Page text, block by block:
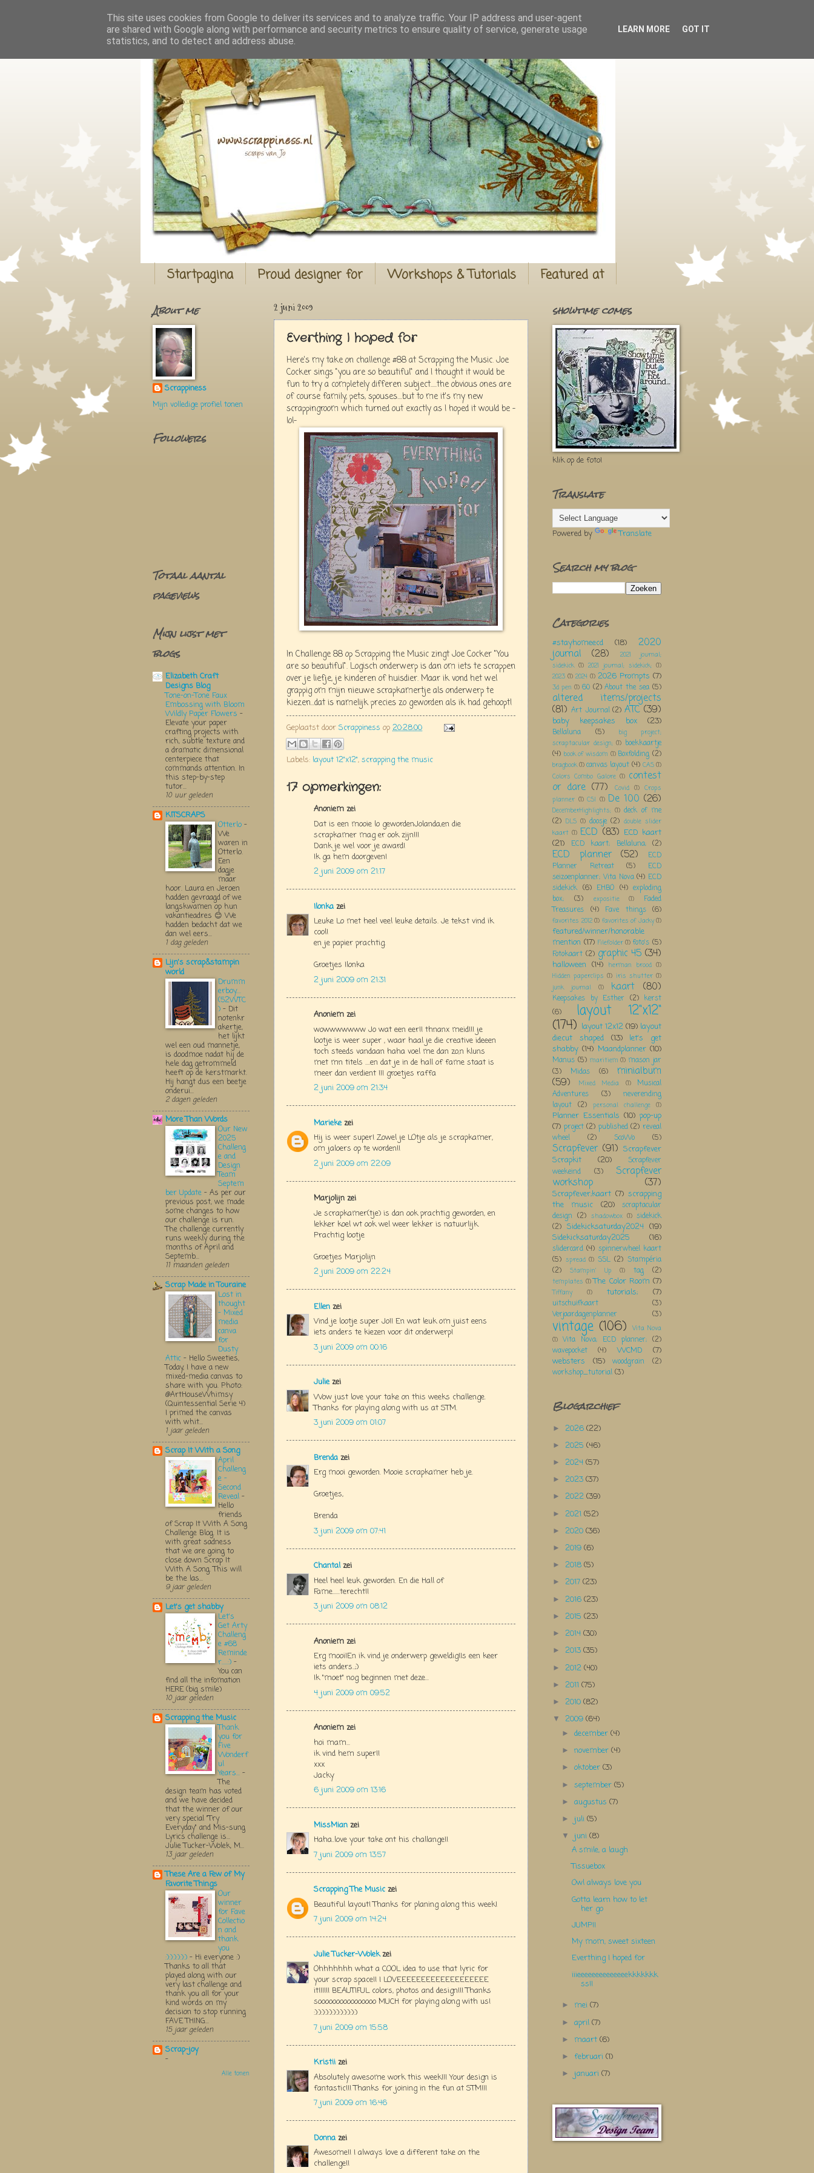
Startpagina Proud designer for Workshops & Tutorials Featured at
2 juni 2009
Everthing I hoped for
Here's my take on challenge #88 at Scrapping the Music. Joe
Cocker sings "you are so beautiful" and I thought it would be
fun to try a completely differen subject.....the obvious ones are
of course family, pets, spouses....but to me it's my new
scrappingroom which turned out exactly as I hoped it would be -
lol-
In Challenge 88 op Scrapping the Music zingt Joe Cocker "You
are so beautiful". Logisch onderwerp is dan om iets te scrappen
over je liefje, je kinderen of huisdier. Maar ik vond het wel
grappig om mijn nieuwe scrapkamertje als onderwerp te
kiezen...dat is namelijk precies zo geworden als ik had gehoopt!
Geplaatst door Scrappiness op 20:28:00
Labels: layout 12"x12", scrapping the music
17 opmerkingen:
Anoniem zei
Dat is een mooie lo gewordenJolanda,en die
scrapkamer mag er ook zijn!!!
Dank je wel voor je award!
Ik ga hem doorgeven!
2 juni 2009 om 21:17
Ilonka zei
Leuke Lo met heel veel leuke details. Je tekst vind ik
cool!
en je papier prachtig.
Groetjes Ilonka
2 juni 2009 om 21:31
Anoniem zei
wowwwwwww Jo wat een eer!! thnanx meid!!! je
lootje is weer super , waar haal je die creative ideeen
toch steeds vandaan haha voel me dan zo,n kluns
met mn titels ....en dat je in de hall of fame staat is
meer dan verdient !!! groetjes raffa
2 juni 2009 om 21:34
Mariekezei
Hij is weer super! Zowel je LOtje als je scrapkamer,
om jaloers op te worden!!
2 juni 2009 om 22:09
Marjolijn zei
Je scrapkamer(tje) is dan ook prachtig geworden, en
lekker koel wt ook wel weer lekker is natuurlijk.
Prachtig lootje
Groetjes Marjolijn
2 juni 2009 om 22:24
Ellen zei
Vind je lootje super Jo!! En wat leuk om juist eens
iets anders te kiezen voor dit onderwerp!
3 juni 2009 om 00:16
Juliezei
Wow just love your take on this weeks challenge.
Thanks for playing along with us at STM.
3 juni 2009 om 01:07
Brenda zei
Erg mooi geworden. Mooie scrapkamer heb je.
Groetjes,
Brenda
3 juni 2009 om 07:41
Chantal zei
Heel heel leuk geworden. En die Hall of
Fame......terecht!!
3 juni 2009 om 08:12
Anoniem zei
Erg mooi!En ik vind je onderwerp geweldig!Is een keer
iets anders..;)
Ik "moet" nog beginnen met deze...
4 juni 2009 om 09:52
Anoniem zei
hoi mam...
ik vind hem super!!
xxx
Jacky
6 juni 2009 om 13:16
MissMian zei
Haha..love your take ont his challange!!
7 juni 2009 om 13:57
Scrapping The Music zei
Beautiful layout! Thanks for planing along this week!
7 juni 2009 om 14:24
Julie Tucker-Wolekzei
Ohhhhhhh what a COOL idea to use that lyric for
your scrap space!! I LOVEEEEEEEEEEEEEEEEEEE
it!!!!!! BEAUTIFUL colors, photos and design!!! Thanks
soooooooooooooooo MUCH for playing along with us!
:):):):):):):):):):):):)
7 juni 2009 om 15:58
Kristii zei
Absolutely awesome work this week!!! Your design is
fantastic!!! Thanks for joining in the fun at STM!!!
7 juni 2009 om 16:46
Donna zei
Awesome!! I always love a different take on the
challenge!!
About me
Scrappiness
Mijn volledige profiel tonen
Followers
Totaal aantal
pageviews
Mijn lijst met
blogs
Elizabeth Craft
Designs Blog
Tone-on-Tone Faux
Embossing with Bloom
Wildly Paper Flowers -
Elevate your paper
crafting projects with
rich, subtle texture and
a dramatic dimensional
centerpiece that
commands attention. In
this step-by-step
tutor...
10 uur geleden
KITSCRAPS
Otterlo -
We
waren in
Otterlo.
Een
dagje
maar
hoor. Laura en Jeroen
hadden gevraagd of we
langskwamen op hun
vakantieadres 😊 We
hadden bedacht dat we
dan wel eers...
1 dag geleden
Lijn's scrap&stampin
world
Drumm
erboy....
(52WTC
) - Dit
notenkr
akertje,
het lijkt
wel een oud mannetje,
is doodmoe nadat hij de
hele dag getrommeld
heeft op de kerstmarkt.
Hij hangt dus een beetje
onderui...
2 dagen geleden
More Than Words
Our New
2025
Challeng
e and
Design
Team
Septem
ber Update - As per our
previous post, we made
some changes to how
our challenge is run.
The challenge currently
runs weekly during the
months of April and
Septemb...
11 maanden geleden
Scrap Made in Touraine
Lost in
thought
- Mixed
media
canva
for
Dusty
Attic - Hello Sweeties,
Today, I have a new
mixed-media canvas to
share with you. Photo:
@ArtHouseWhimsy
(Quintessential Serie 4)
I primed the canvas
with whit...
1 jaar geleden
Scrap It With a Song
April
Challeng
e -
Second
Reveal -
Hello
friends
of Scrap It With A Song
Challenge Blog. It is
with great sadness
that we are going to
close down Scrap It
With A Song. This will
be the las...
9 jaar geleden
Let's get shabby
Let's
Get Arty
Challeng
e #68
Reminde
r.....:) -
You can
find all the infomation
HERE (big smile)
10 jaar geleden
Scrapping the Music
Thank
you for
Five
Wonderf
ul
Years... -
The
design team has voted
and we have decided
that the winner of our
very special "Try
Everyday" and Mis-sung
Lyrics challenge is...
Julie Tucker-Wolek, M...
13 jaar geleden
These Are a Few of My
Favorite Things
Our
winner
for Fave
Collectio
n and
thank
you
:):):):):):) - Hi everyone :)
Thanks to all that
played along with our
very last challenge and
thank you all for your
kind words on my
decision to stop running
FAVE THING...
15 jaar geleden
Scrap-joy
-
Alle tonen
showtime comes
klik op de foto!
Translate
Powered by Translate
Search my blog
Categories
#stayhomeecd (18) 2020
journal (28)
2021 journal;
sidekick (1) 2021 journal; sidekick; (1)
2023 (1) 2024 (1) 2026 Prompts (7)
3d pen (1) 60 (2) About the sea (5)
altered items/projects
(81) Art Journal (2) ATC (39)
baby keepsakes box (23)
Bellaluna (5)
big project;
scraptacular design; (1) boekkaartje
(4) book of wisdom (1) Boxfolding (2)
bragbook(1)canvas layout (4) CAS(1)
Colors Combo Galore (1) contest
or dare (77) Covid (1) Crops
planner (1) CSI (1) De 100 (26)
DecemberHighlights; (1) deck of me
(2) DLS (1) doosje (2) double slider
kaart (1) ECD (83) ECD kaart
(21)
ECD kaart; Bellaluna; (2)
ECD planner (52)
ECD
Planner Retreat
(5)
ECD
seizoenplanner; Vita Nova (4) ECD
sidekick (6) EHBO (4) exploding
box;
(3) expositie (1)
Faded
Treasures
(4) Fave things (6)
favorites 2012 (1) favorites of Jacky (1)
featured/winner/honorable
mention (17) Filefolder (1) foto's (5)
Fotokaart (2) graphic 45 (34)
halloween (14) herman brood (1)
Hidden paperclips (1) iris shutter (1)
junk journal
(1) kaart (80)
Keepsakes by Esther (2) kerst
(6)
layout 12"x12"
(174) layout 12x12 (19) layout
diecut shaped
(13)
let's get
shabby (14) Maandplanner (10)
Manus (5) maritiem (1) mason jar
(3)
Midas (6) minialbum
(59) Mixed Media (1)
Musical
Adventures
(3)
neverending
layout (2) personal challenge (1)
Planner Essentials (10) pop-up
(7) project (2) published (2) reveal
wheel
(2) ScoWo (5)
Scrapfever (91) Scrapfever
Scrapkit
(20)
Scrapfever
weekeind
(3) Scrapfever
workshop (37)
Scrapfever;kaart (7) scrapping
the music
(20)
scraptacular
design (2) shadowbox (1) sidekick
(2) Sidekicksaturday2024 (19)
Sidekicksaturday2025
(16)
slidercard (4) spinnerwheel kaart
(5) spread (1) SSL (2) Stampéria
(2)
Stampin' Up (1) tag (2)
templates (1) The Color Room (7)
Tiffany (1) tutorials; (7)
uitschuifkaart
(3)
Verjaardagenplanner
(3)
vintage (106)
Vita Nova
(1) Vita Nova; ECD planner; (2)
wavepocket
(4) WCMD
(7)
websters
(15) woodgrain
(2)
workshop_tutorial (3)
Blogarchief
► 2026 (22)
► 2025 (46)
► 2024 (57)
► 2023 (37)
► 2022 (39)
► 2021 (52)
► 2020 (36)
► 2019 (6)
► 2018 (5)
► 2017 (23)
► 2016 (23)
► 2015 (23)
► 2014 (30)
► 2013 (35)
► 2012 (40)
► 2011 (75)
► 2010 (82)
▼ 2009 (64)
►december(4)
►november(4)
►oktober(3)
►september(5)
►augustus(7)
► juli(5)
▼ juni(8)
A smile, a laugh
Tissuebox
Owl always love you
Gotta learn how to let
her go
JUMP!!
My mom, sweet sixteen
Everthing I hoped for
iiieeeeeeeeeeeeeekkkkkkk
ss!!
► mei(7)
►april(7)
► maart(6)
►februari(1)
► januari(7)
This site uses cookies from Google to deliver its services and to analyze traffic. Your IP address and user-agent
are shared with Google along with performance and security metrics to ensure quality of service, generate usage
statistics, and to detect and address abuse.
LEARN MORE GOT IT